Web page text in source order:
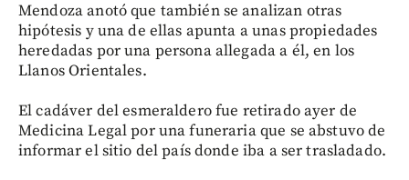
Mendoza anotó que también se analizan otras
hipótesis y una de ellas apunta a unas propiedades
heredadas por una persona allegada a él, en los
Llanos Orientales.
El cadáver del esmeraldero fue retirado ayer de
Medicina Legal por una funeraria que se abstuvo de
informar el sitio del país donde iba a ser trasladado.